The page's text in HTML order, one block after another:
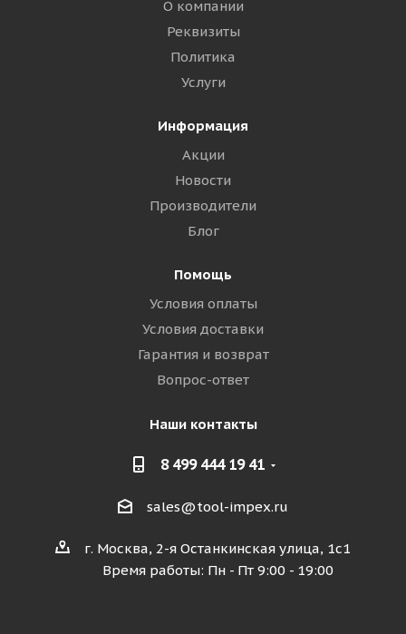
О компании
Реквизиты
Политика
Услуги
Информация
Акции
Новости
Производители
Блог
Помощь
Условия оплаты
Условия доставки
Гарантия и возврат
Вопрос-ответ
Наши контакты
8 499 444 19 41
sales@tool-impex.ru
г. Москва, 2-я Останкинская улица, 1с1
Время работы: Пн - Пт 9:00 - 19:00